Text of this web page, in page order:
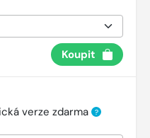
Koupit
verze zdarma ?